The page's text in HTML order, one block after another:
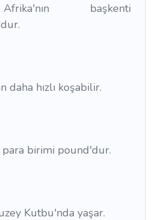
başkenti
daha hızlı koşabilir.
para birimi pound'dur.
Kutbu'nda yaşar.